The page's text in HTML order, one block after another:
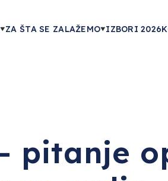
ZA ŠTA SE ZALAŽEMO IZBORI 2026
pitanje